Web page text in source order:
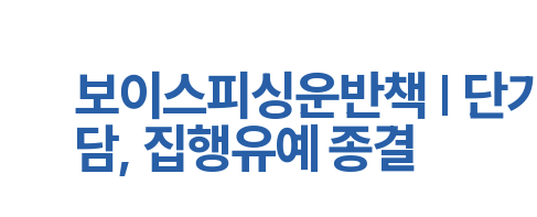
보이스피싱운반책 | 단
담, 집행유예 종결